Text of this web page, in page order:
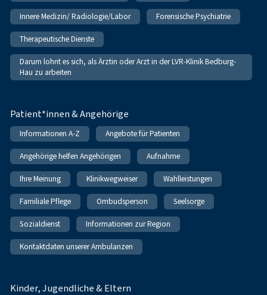
Innere Medizin/ Radiologie/Labor Forensische Psychiatrie
Therapeutische Dienste
Darum lohnt es sich, als Ärztin oder Arzt in der LVR-Klinik Bedburg-
Hau zu arbeiten
Patient*innen & Angehörige
Informationen A-Z Angebote für Patienten
Angehörige helfen Angehörigen Aufnahme
Ihre Meinung Klinikwegweiser Wahlleistungen
Familiale Pflege Ombudsperson Seelsorge
Sozialdienst Informationen zur Region
Kontaktdaten unserer Ambulanzen
Kinder, Jugendliche & Eltern